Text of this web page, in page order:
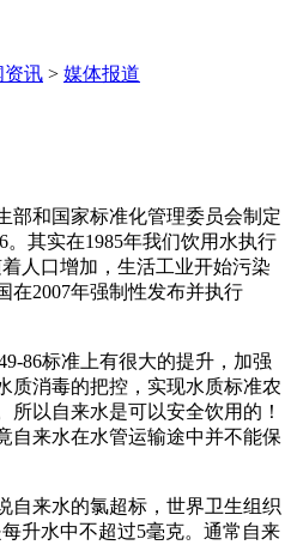
资讯 > 媒体报道
和国家标准化管理委员会制定
。其实在1985年我们饮用水执行
人口增加，生活工业开始污染
在2007年强制性发布并执行
86标准上有很大的提升，加强
质消毒的把控，实现水质标准农
所以自来水是可以安全饮用的！
自来水在水管运输途中并不能保
来水的氯超标，世界卫生组织
升水中不超过5毫克。通常自来